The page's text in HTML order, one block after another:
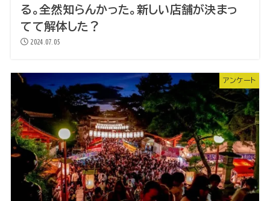
る。全然知らんかった。新しい店舗が決まっ
てて解体した？
2024.07.05
アンケート